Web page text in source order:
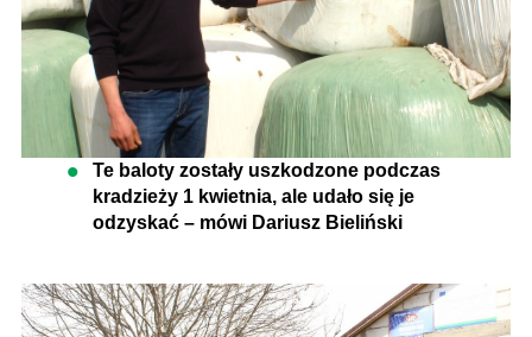
Te baloty zostały uszkodzone podczas
kradzieży 1 kwietnia, ale udało się je
odzyskać – mówi Dariusz Bieliński